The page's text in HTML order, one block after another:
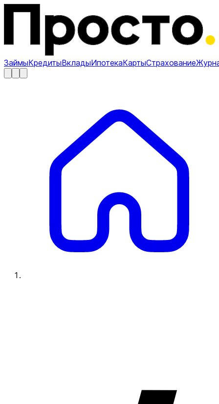
ЗаймыКредитыВкладыИпотекаКартыСтрахование